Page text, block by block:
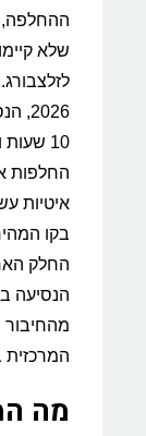
ההחלפה,
שלא
החלפות
בקו
החלק
הנסיעה
מהחיבור
המרכזית
מה